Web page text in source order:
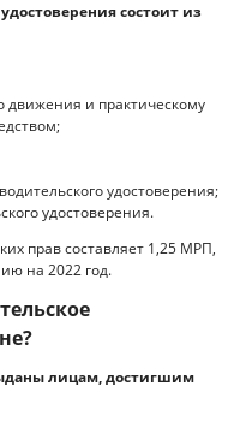
состоит из
движения и практическому
удостоверения;
удостоверения.
прав составляет 1,25 МРП,
на 2022 год.
лицам, достигшим